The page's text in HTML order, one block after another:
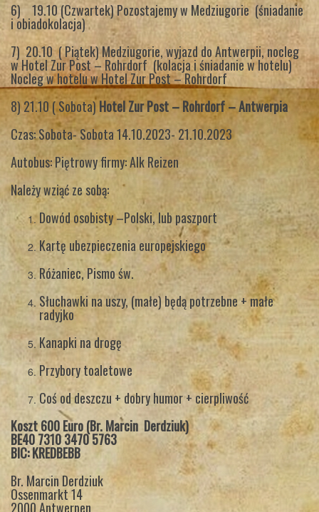
6) 19.10 (Czwartek) Pozostajemy w Medziugorie (śniadanie
i obiadokolacja)
7) 20.10 ( Piątek) Medziugorie, wyjazd do Antwerpii, nocleg
w Hotel Zur Post – Rohrdorf (kolacja i śniadanie w hotelu)
Nocleg w hotelu w Hotel Zur Post – Rohrdorf
8) 21.10 ( Sobota)Hotel Zur Post – Rohrdorf – Antwerpia
Czas: Sobota- Sobota 14.10.2023- 21.10.2023
Autobus: Piętrowy firmy: Alk Reizen
Należy wziąć ze sobą:
Dowód osobisty –Polski, lub paszport
Kartę ubezpieczenia europejskiego
Różaniec, Pismo św.
Słuchawki na uszy, (małe) będą potrzebne + małe
radyjko
Kanapki na drogę
Przybory toaletowe
Coś od deszczu + dobry humor + cierpliwość
Koszt 600 Euro(Br. Marcin Derdziuk)
BE40 7310 3470 5763
BIC: KREDBEBB
Br. Marcin Derdziuk
Ossenmarkt 14
2000 Antwerpen